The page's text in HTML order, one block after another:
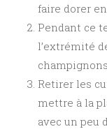
faire dorer
Pendant ce
l’extrémité
champignons.
Retirer les
mettre à la
avec un peu